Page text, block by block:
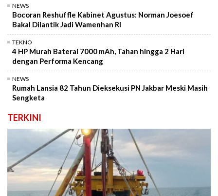
NEWS
Bocoran Reshuffle Kabinet Agustus: Norman Joesoef
Bakal Dilantik Jadi Wamenhan RI
TEKNO
4 HP Murah Baterai 7000 mAh, Tahan hingga 2 Hari
dengan Performa Kencang
NEWS
Rumah Lansia 82 Tahun Dieksekusi PN Jakbar Meski Masih
Sengketa
TERKINI